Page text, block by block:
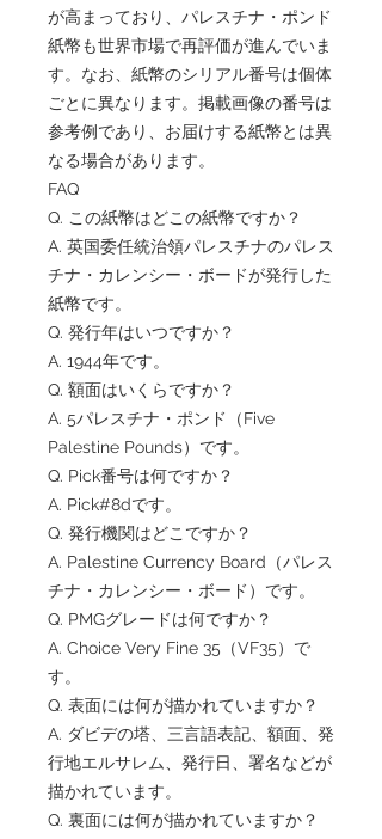
が高まっており、パレスチナ・ポンド
紙幣も世界市場で再評価が進んでいま
す。なお、紙幣のシリアル番号は個体
ごとに異なります。掲載画像の番号は
参考例であり、お届けする紙幣とは異
なる場合があります。
FAQ
Q. この紙幣はどこの紙幣ですか？
A. 英国委任統治領パレスチナのパレス
チナ・カレンシー・ボードが発行した
紙幣です。
Q. 発行年はいつですか？
A. 1944年です。
Q. 額面はいくらですか？
A. 5パレスチナ・ポンド（Five
Palestine Pounds）です。
Q. Pick番号は何ですか？
A. Pick#8dです。
Q. 発行機関はどこですか？
A. Palestine Currency Board（パレス
チナ・カレンシー・ボード）です。
Q. PMGグレードは何ですか？
A. Choice Very Fine 35（VF35）で
す。
Q. 表面には何が描かれていますか？
A. ダビデの塔、三言語表記、額面、発
行地エルサレム、発行日、署名などが
描かれています。
Q. 裏面には何が描かれていますか？